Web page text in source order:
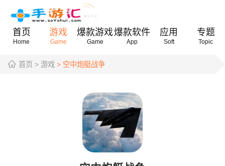
首页
Home
游戏
Game
爆款游戏
Game
爆款软件
App
应用
Soft
专题
Topic
首页 > 游戏 > 空中炮艇战争